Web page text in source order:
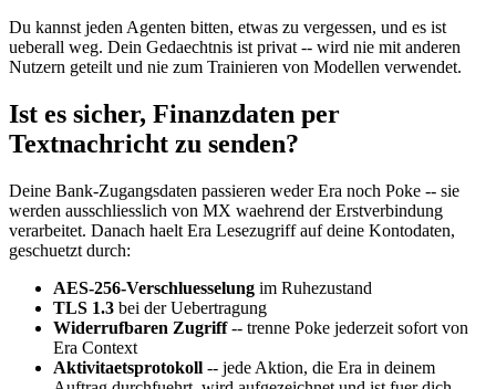
Du kannst jeden Agenten bitten, etwas zu vergessen, und es ist
ueberall weg. Dein Gedaechtnis ist privat -- wird nie mit anderen
Nutzern geteilt und nie zum Trainieren von Modellen verwendet.
Ist es sicher, Finanzdaten per
Textnachricht zu senden?
Deine Bank-Zugangsdaten passieren weder Era noch Poke -- sie
werden ausschliesslich von MX waehrend der Erstverbindung
verarbeitet. Danach haelt Era Lesezugriff auf deine Kontodaten,
geschuetzt durch:
AES-256-Verschluesselung im Ruhezustand
TLS 1.3 bei der Uebertragung
Widerrufbaren Zugriff-- trenne Poke jederzeit sofort von
Era Context
Aktivitaetsprotokoll -- jede Aktion, die Era in deinem